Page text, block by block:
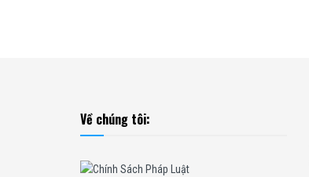
Về chúng tôi: